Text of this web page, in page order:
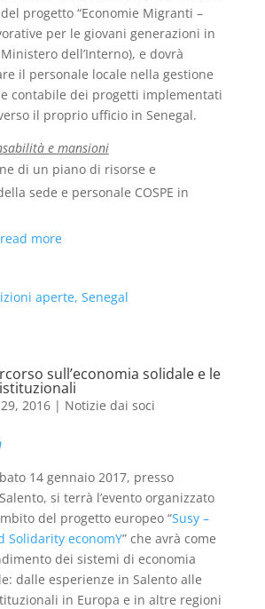
progetto “Economie Migranti –
per le giovani generazioni in
dell’Interno), e dovrà
il personale locale nella gestione
contabile dei progetti implementati
il proprio ufficio in Senegal.
e mansioni
di un piano di risorse e
sede e personale COSPE in
more
aperte, Senegal
sull’economia solidale e le
2016| Notizie dai soci
14 gennaio 2017, presso
si terrà l’evento organizzato
del progetto europeo “Susy –
Solidarity economY” che avrà come
dei sistemi di economia
dalle esperienze in Salento alle
in Europa e in altre regioni